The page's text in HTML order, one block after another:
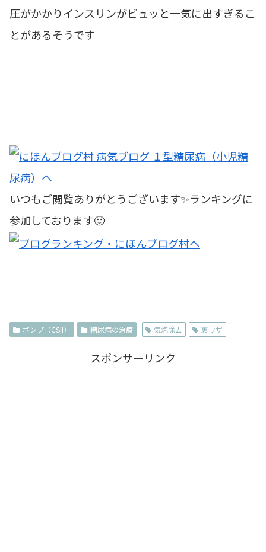
圧がかかりインスリンがビュッと一気に出すぎるこ
とがあるそうです
いつもご閲覧ありがとうございます✨ランキングに
参加しております🙂
ポンプ（CSII） 糖尿病の治療 気泡除去 裏ワザ
スポンサーリンク